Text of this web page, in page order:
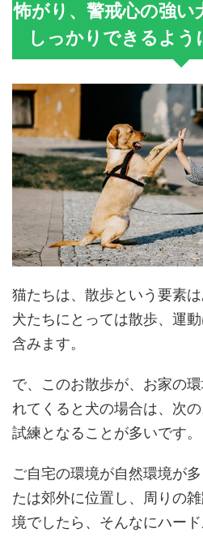
怖がり、警戒心の強い
しっかりできるよ
猫たちは、散歩という要素は
犬たちにとっては散歩、運
含みます。
で、このお散歩が、お家の
れてくると犬の場合は、次
試練となることが多いです。
ご自宅の環境が自然環境が
たは郊外に位置し、周りの
境でしたら、そんなにハー